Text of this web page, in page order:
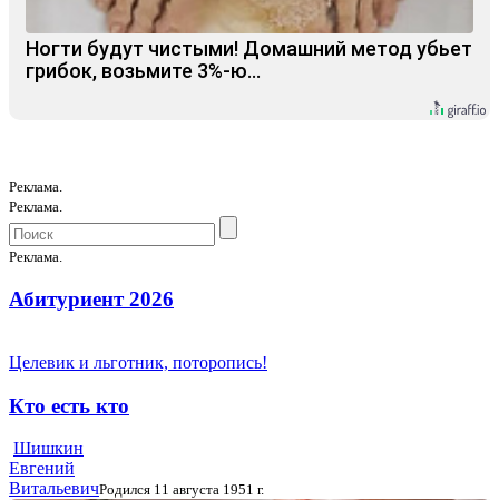
Ногти будут чистыми! Домашний метод убьет
грибок, возьмите 3%-ю…
Реклама.
Реклама.
Реклама.
Абитуриент 2026
Целевик и льготник, поторопись!
Кто есть кто
Шишкин
Евгений
ВитальевичРодился 11 августа 1951 г.